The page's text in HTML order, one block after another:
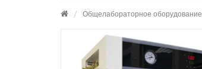
Общелабораторное оборудование